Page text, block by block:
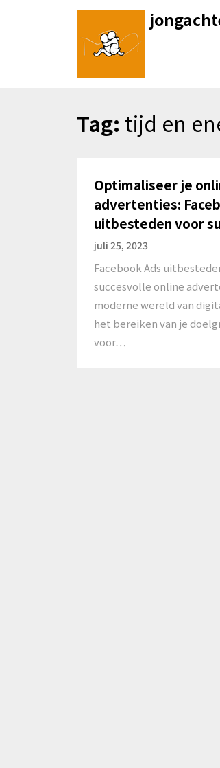
Tag: tijd en
Optimaliseer je
advertenties:
uitbesteden voor
juli 25, 2023
Facebook Ads
succesvolle online
moderne wereld van
het bereiken van je
voor…